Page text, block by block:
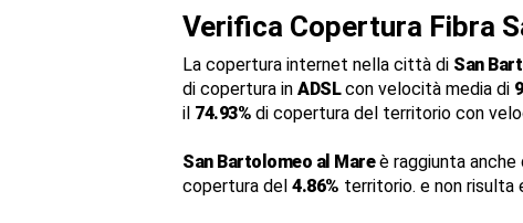
Verifica Copertura Fibra
La copertura internet nella città di San
di copertura in ADSLcon velocità media di
il 74.93% di copertura del territorio con
San Bartolomeo al Mareè raggiunta anche
copertura del 4.86% territorio. e non risulta